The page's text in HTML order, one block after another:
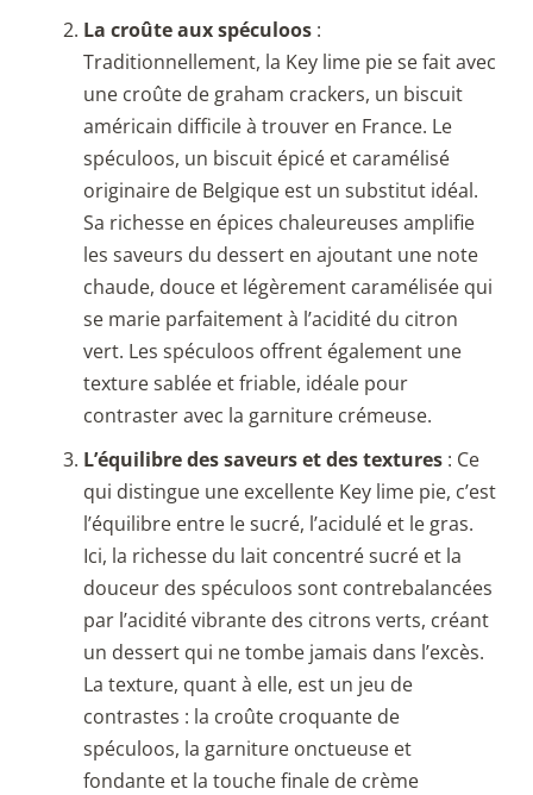
La croûte aux spéculoos :
Traditionnellement, la Key lime pie se fait avec
une croûte de graham crackers, un biscuit
américain difficile à trouver en France. Le
spéculoos, un biscuit épicé et caramélisé
originaire de Belgique est un substitut idéal.
Sa richesse en épices chaleureuses amplifie
les saveurs du dessert en ajoutant une note
chaude, douce et légèrement caramélisée qui
se marie parfaitement à l’acidité du citron
vert. Les spéculoos offrent également une
texture sablée et friable, idéale pour
contraster avec la garniture crémeuse.
L’équilibre des saveurs et des textures : Ce
qui distingue une excellente Key lime pie, c’est
l’équilibre entre le sucré, l’acidulé et le gras.
Ici, la richesse du lait concentré sucré et la
douceur des spéculoos sont contrebalancées
par l’acidité vibrante des citrons verts, créant
un dessert qui ne tombe jamais dans l’excès.
La texture, quant à elle, est un jeu de
contrastes : la croûte croquante de
spéculoos, la garniture onctueuse et
fondante et la touche finale de crème